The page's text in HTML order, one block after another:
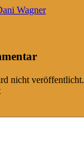
Wagner
nicht veröffentlicht.